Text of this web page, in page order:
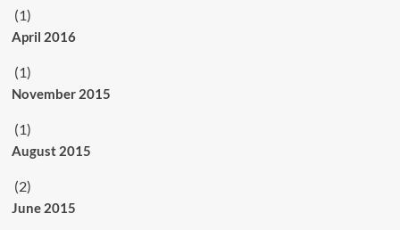
(1)
April 2016
(1)
November 2015
(1)
August 2015
(2)
June 2015